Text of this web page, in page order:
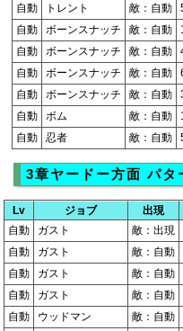
自動
トレント 敵：自動
自動
ボーンスナッチ 敵：自動 1
自動
ボーンスナッチ 敵：自動
自動
ボーンスナッチ 敵：自動
自動
ボーンスナッチ 敵：自動
自動
ボム 敵：自動 1
自動
忍者 敵：自動
3章ヤードー方面 パタ
Lv ジョブ 出現
自動
ガスト 敵：出現
自動
ガスト 敵：自動
自動
ガスト 敵：自動
自動
ガスト 敵：自動
自動
ウッドマン 敵：自動